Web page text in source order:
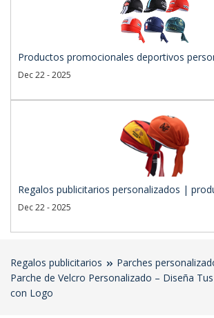
Productos promocionales deportivos
Dec 22 - 2025
Regalos publicitarios personalizados |
Dec 22 - 2025
Regalos publicitarios
Parches
Parche de Velcro Personalizado – Diseña
con Logo